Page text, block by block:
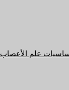
علم الأعصاب